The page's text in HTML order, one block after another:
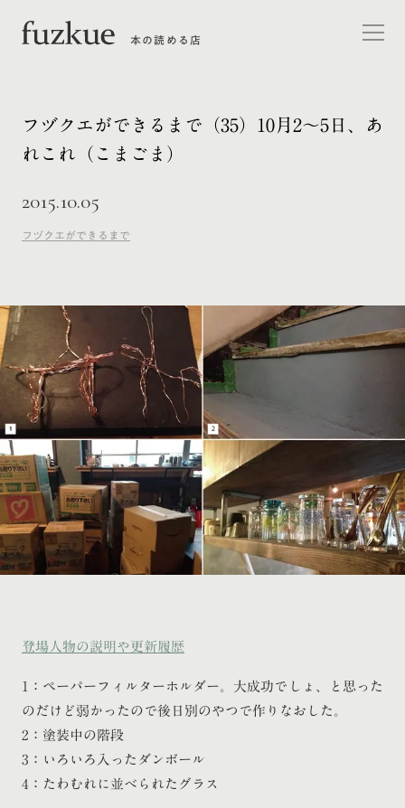
本の読める店
フヅクエができるまで（35）10月2〜5日、あ
れこれ（こまごま）
2015.10.05
フヅクエができるまで
登場人物の説明や更新履歴
1：ペーパーフィルターホルダー。大成功でしょ、と思った
のだけど弱かったので後日別のやつで作りなおした。
2：塗装中の階段
3：いろいろ入ったダンボール
4：たわむれに並べられたグラス